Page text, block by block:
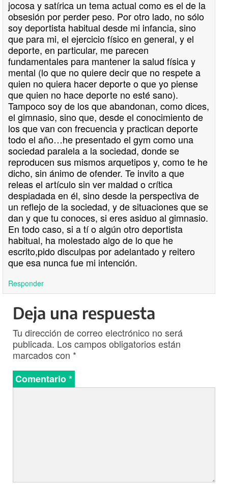
jocosa y satírica un tema actual como es el de la
obsesión por perder peso. Por otro lado, no sólo
soy deportista habitual desde mi infancia, sino
que para mi, el ejercicio físico en general, y el
deporte, en particular, me parecen
fundamentales para mantener la salud física y
mental (lo que no quiere decir que no respete a
quien no quiera hacer deporte o que yo piense
que quien no hace deporte no esté sano).
Tampoco soy de los que abandonan, como dices,
el gimnasio, sino que, desde el conocimiento de
los que van con frecuencia y practican deporte
todo el año…he presentado el gym como una
sociedad paralela a la sociedad, donde se
reproducen sus mismos arquetipos y, como te he
dicho, sin ánimo de ofender. Te invito a que
releas el artículo sin ver maldad o crítica
despiadada en él, sino desde la perspectiva de
un reflejo de la sociedad, y de situaciones que se
dan y que tu conoces, si eres asiduo al gimnasio.
En todo caso, si a tí o algún otro deportista
habitual, ha molestado algo de lo que he
escrito,pido disculpas por adelantado y reitero
que esa nunca fue mi intención.
Responder
Deja una respuesta
Tu dirección de correo electrónico no será
publicada. Los campos obligatorios están
marcados con *
Comentario*